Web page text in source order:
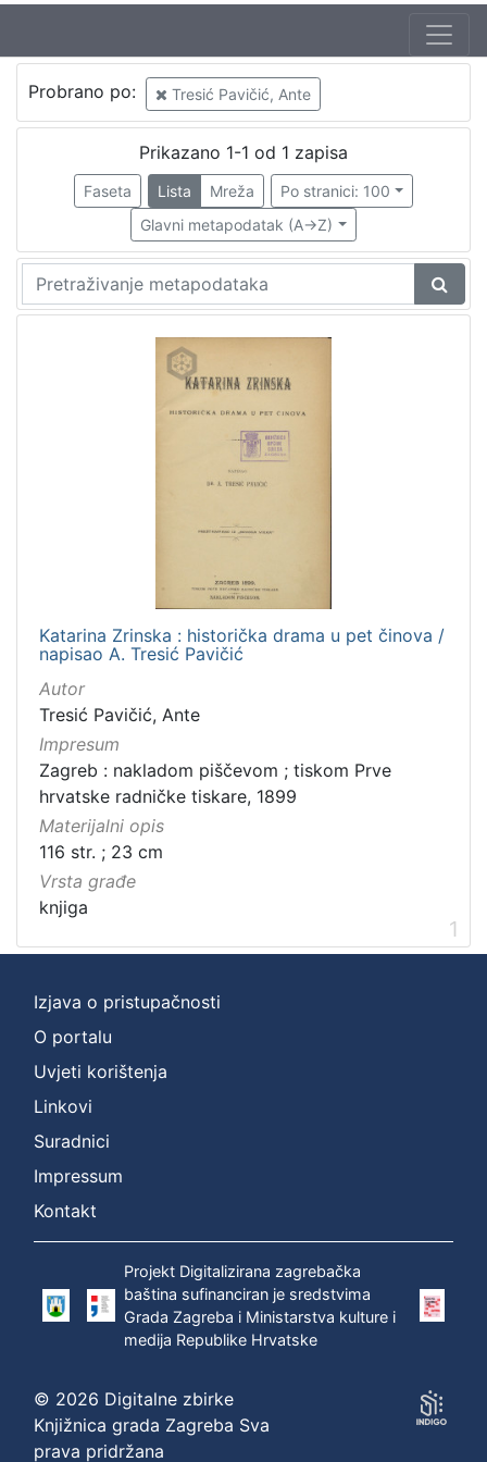
Jezik
hrvatski
Nakladnička
cjelina
Obitelji Šubić, Zrinski i Frankopan
Probrano po: Tresić Pavičić, Ante
Prikazano 1-1 od 1 zapisa
Faseta Lista Mreža
Po stranici: 100
Glavni metapodatak (A->Z)
Katarina Zrinska : historička drama u pet činova /
napisao A. Tresić Pavičić
Autor
Tresić Pavičić, Ante
Impresum
Zagreb : nakladom piščevom ; tiskom Prve
hrvatske radničke tiskare, 1899
Materijalni opis
116 str. ; 23 cm
Vrsta građe
knjiga
1
Izjava o pristupačnosti
O portalu
Uvjeti korištenja
Linkovi
Suradnici
Impressum
Kontakt
Projekt Digitalizirana zagrebačka
baština sufinanciran je sredstvima
Grada Zagreba i Ministarstva kulture i
medija Republike Hrvatske
© 2026 Digitalne zbirke
Knjižnica grada Zagreba Sva
prava pridržana